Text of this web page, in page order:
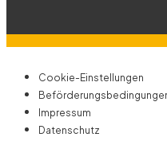
Cookie-Einstellungen
Impressum
Datenschutz